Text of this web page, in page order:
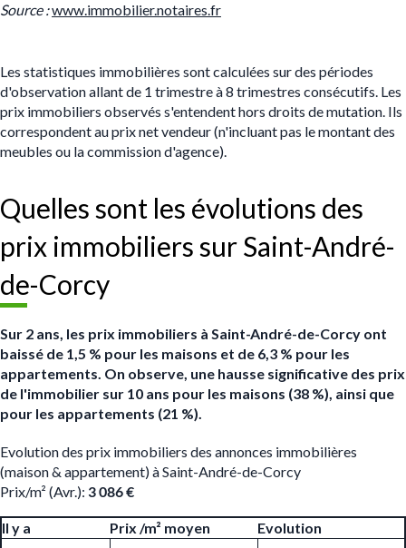
Source :www.immobilier.notaires.fr
Les statistiques immobilières sont calculées sur des périodes
d'observation allant de 1 trimestre à 8 trimestres consécutifs. Les
prix immobiliers observés s'entendent hors droits de mutation. Ils
correspondent au prix net vendeur (n'incluant pas le montant des
meubles ou la commission d'agence).
Quelles sont les évolutions des
prix immobiliers sur Saint-André-
de-Corcy
Sur 2 ans, les prix immobiliers à Saint-André-de-Corcy ont
baissé de 1,5 % pour les maisons et de 6,3 % pour les
appartements. On observe, une hausse significative des prix
de l'immobilier sur 10 ans pour les maisons (38 %), ainsi que
pour les appartements (21 %).
Evolution des prix immobiliers des annonces immobilières
(maison & appartement) à Saint-André-de-Corcy
Prix/m² (Avr.): 3 086 €
Il y a Prix /m² moyen
Evolution